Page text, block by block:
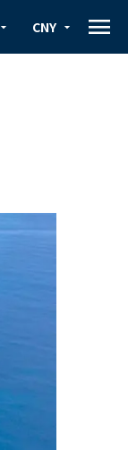
arrow_drop_down arrow_drop_down
CNY menu